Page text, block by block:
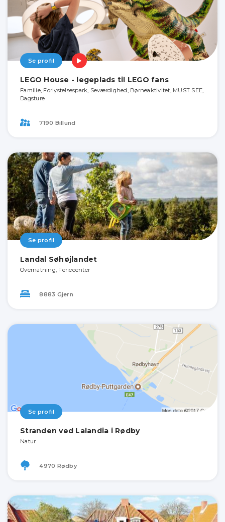
Se profil
LEGO House - legeplads til LEGO fans
Familie, Forlystelsespark, Seværdighed, Børneaktivitet, MUST SEE,
Dagsture
7190 Billund
Se profil
Landal Søhøjlandet
Overnatning, Feriecenter
8883 Gjern
Se profil
Stranden ved Lalandia i Rødby
Natur
4970 Rødby